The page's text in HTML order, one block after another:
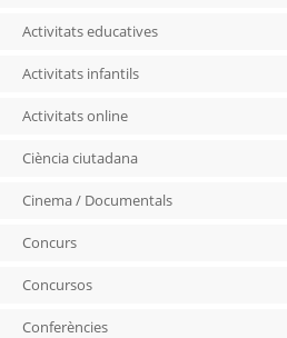
Activitats educatives
Activitats infantils
Activitats online
Ciència ciutadana
Cinema / Documentals
Concurs
Concursos
Conferències